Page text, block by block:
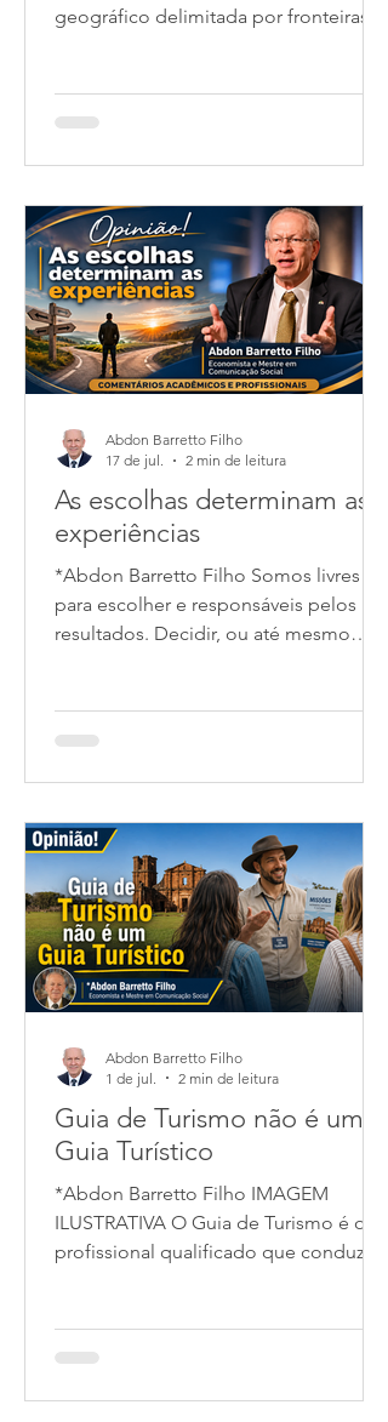
geográfico delimitada por fronteiras e
grupo social, empresa ou pelo Estado.
O conceito é amplo e pode ser
facilitar a compreensão: 1. Relação
com o poder ajuda o entendimento
do conceito geográfico. Esse domínio
não é apenas físico ou militar, pode
ser político (
As escolhas determinam as
experiências
*Abdon Barretto Filho Somos livres
para escolher e responsáveis pelos
resultados. Decidir, ou até mesmo
equilibradas, embora nem sempre as
escolhas conduzam aos objetivos
acertadas é indispensável reunir
informações consistentes e analisar
diferentes cenários: otimistas,
conservadores e adversos. Na
Economia, uma das primeiras lições
Abdon Barretto Filho
17 de jul.
2 min de leitura
Guia de Turismo não é um
Guia Turístico
*Abdon Barretto Filho IMAGEM
ILUSTRATIVA O Guia de Turismo é o
profissional qualificado que conduz
Abdon Barretto Filho
1 de jul.
2 min de leitura